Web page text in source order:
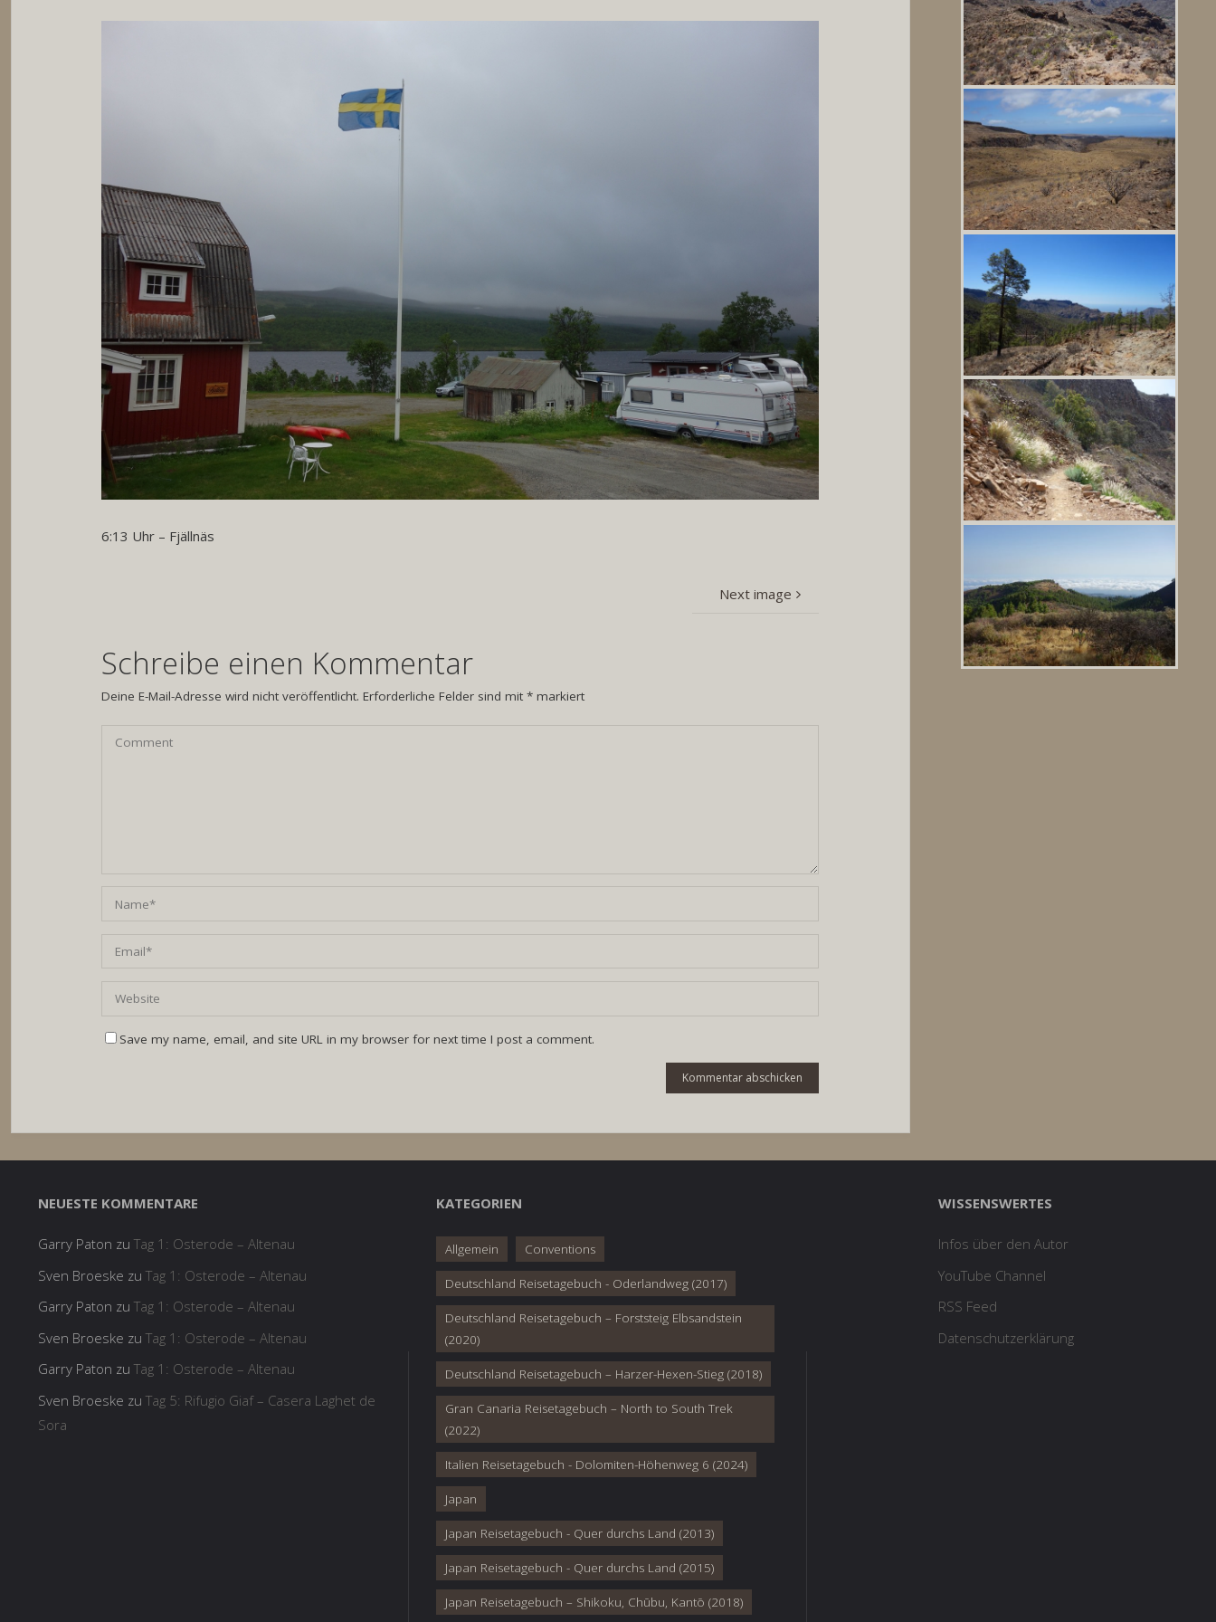
6:13 Uhr – Fjällnäs
Next image
Schreibe einen Kommentar
Deine E-Mail-Adresse wird nicht veröffentlicht. Erforderliche Felder sind mit* markiert
Save my name, email, and site URL in my browser for next time I post a comment.
NEUESTE KOMMENTARE
Garry Paton zu Tag 1: Osterode – Altenau
Sven Broeske zu Tag 1: Osterode – Altenau
Garry Paton zu Tag 1: Osterode – Altenau
Sven Broeske zu Tag 1: Osterode – Altenau
Garry Paton zu Tag 1: Osterode – Altenau
Sven Broeske zu Tag 5: Rifugio Giaf – Casera Laghet de
Sora
KATEGORIEN
Allgemein Conventions
Deutschland Reisetagebuch - Oderlandweg (2017)
Deutschland Reisetagebuch – Forststeig Elbsandstein
(2020)
Deutschland Reisetagebuch – Harzer-Hexen-Stieg (2018)
Gran Canaria Reisetagebuch – North to South Trek
(2022)
Italien Reisetagebuch - Dolomiten-Höhenweg 6 (2024)
Japan
Japan Reisetagebuch - Quer durchs Land (2013)
Japan Reisetagebuch - Quer durchs Land (2015)
Japan Reisetagebuch – Shikoku, Chūbu, Kantō (2018)
WISSENSWERTES
Infos über den Autor
YouTube Channel
RSS Feed
Datenschutzerklärung